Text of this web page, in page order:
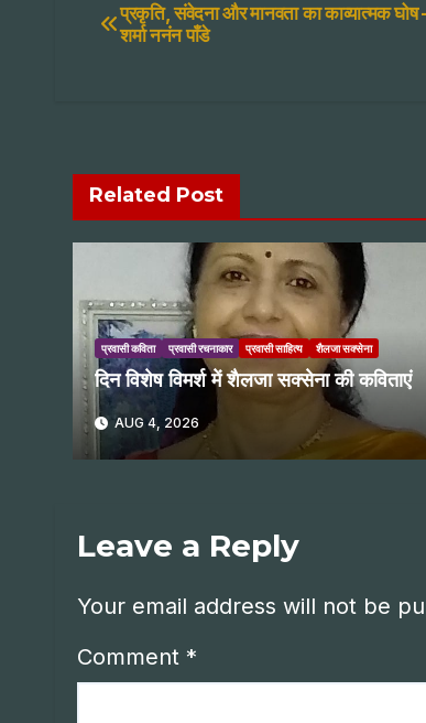
Post
प्रकृति, संवेदना और मानवता का काव्यात्मक
शर्मा ननंन पाँडे
Related Post
प्रवासी कविता प्रवासी रचनाकार प्रवासी साहित्य शैलजा सक्सेना
दिन विशेष विमर्श में शैलजा सक्सेना की कविताएं
AUG 4, 2026
Leave a Reply
Your email address will not be
Comment *